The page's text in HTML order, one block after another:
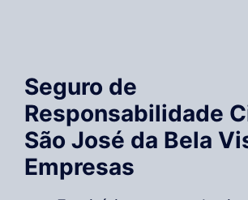
Seguro de
Responsabilidade
São José da Bela
Empresas